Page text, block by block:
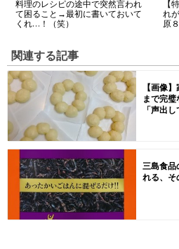
料理のレシピの途中で突然言われ
て困ること→最初に書いておいて
くれ…！（笑）
【
れ
原
関連する記事
【画像
まで完璧
「声出
三島食品
れる、そ